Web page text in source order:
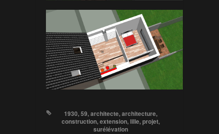
1930,59,architecte,architecture,
construction,extension, lille,projet,
surélévation